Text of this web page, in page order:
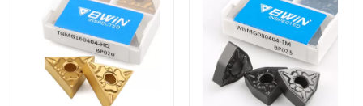
Videos
Über uns